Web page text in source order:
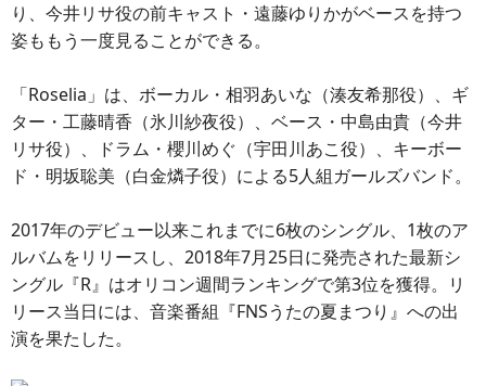
り、今井リサ役の前キャスト・遠藤ゆりかがベースを持つ
姿ももう一度見ることができる。
「Roselia」は、ボーカル・相羽あいな（湊友希那役）、ギ
ター・工藤晴香（氷川紗夜役）、ベース・中島由貴（今井
リサ役）、ドラム・櫻川めぐ（宇田川あこ役）、キーボー
ド・明坂聡美（白金燐子役）による5人組ガールズバンド。
2017年のデビュー以来これまでに6枚のシングル、1枚のア
ルバムをリリースし、2018年7月25日に発売された最新シ
ングル『R』はオリコン週間ランキングで第3位を獲得。リ
リース当日には、音楽番組『FNSうたの夏まつり』への出
演を果たした。